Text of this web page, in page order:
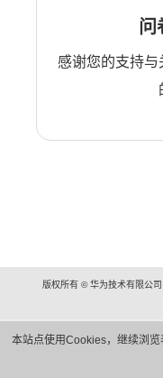
本站点使用Cookies，继续浏
问
感谢您的支持与
版权所有 © 华为技术有限公